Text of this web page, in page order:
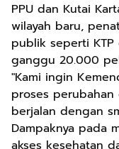
PPU dan Kutai
wilayah baru,
publik seperti
ganggu 20.000
"Kami ingin
proses perubahan
berjalan dengan
Dampaknya pada
akses kesehatan